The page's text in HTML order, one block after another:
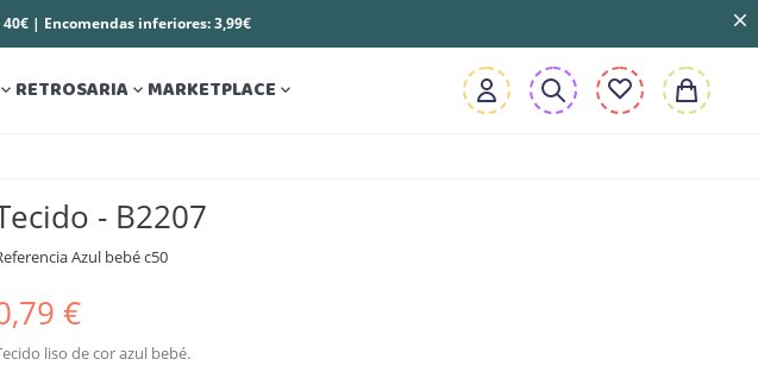
| Encomendas inferiores: 3,99€
RETROSARIA MARKETPLACE 
- B2207
Azul bebé c50
€
liso de cor azul bebé.